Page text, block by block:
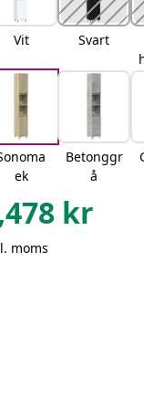
Vit Svart
ek
Betonggr
å
kr
moms